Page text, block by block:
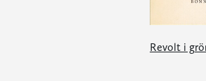
Revolt i